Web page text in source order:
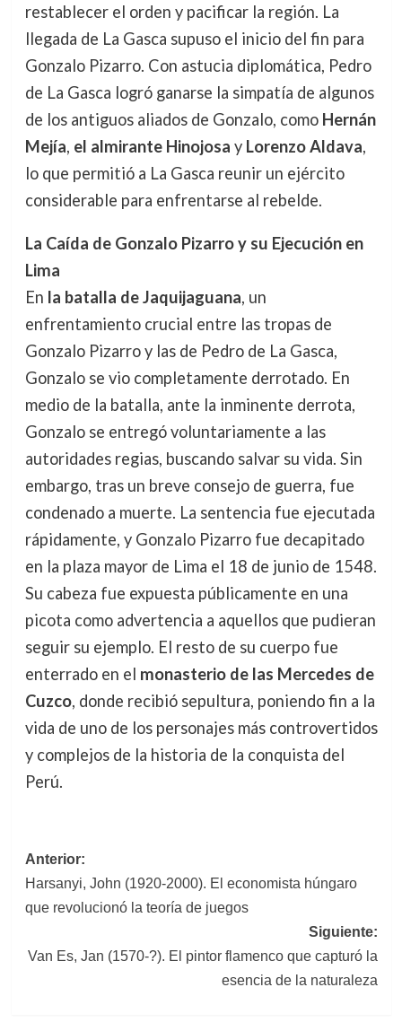
restablecer el orden y pacificar la región. La
llegada de La Gasca supuso el inicio del fin para
Gonzalo Pizarro. Con astucia diplomática, Pedro
de La Gasca logró ganarse la simpatía de algunos
de los antiguos aliados de Gonzalo, como Hernán
Mejía, el almirante Hinojosa y Lorenzo Aldava,
lo que permitió a La Gasca reunir un ejército
considerable para enfrentarse al rebelde.
La Caída de Gonzalo Pizarro y su Ejecución en
Lima
En la batalla de Jaquijaguana, un
enfrentamiento crucial entre las tropas de
Gonzalo Pizarro y las de Pedro de La Gasca,
Gonzalo se vio completamente derrotado. En
medio de la batalla, ante la inminente derrota,
Gonzalo se entregó voluntariamente a las
autoridades regias, buscando salvar su vida. Sin
embargo, tras un breve consejo de guerra, fue
condenado a muerte. La sentencia fue ejecutada
rápidamente, y Gonzalo Pizarro fue decapitado
en la plaza mayor de Lima el 18 de junio de 1548.
Su cabeza fue expuesta públicamente en una
picota como advertencia a aquellos que pudieran
seguir su ejemplo. El resto de su cuerpo fue
enterrado en el monasterio de las Mercedes de
Cuzco, donde recibió sepultura, poniendo fin a la
vida de uno de los personajes más controvertidos
y complejos de la historia de la conquista del
Perú.
Navegación
de
Anterior:
Harsanyi, John (1920-2000). El economista húngaro
que revolucionó la teoría de juegos
Siguiente:
Van Es, Jan (1570-?). El pintor flamenco que capturó la
esencia de la naturaleza